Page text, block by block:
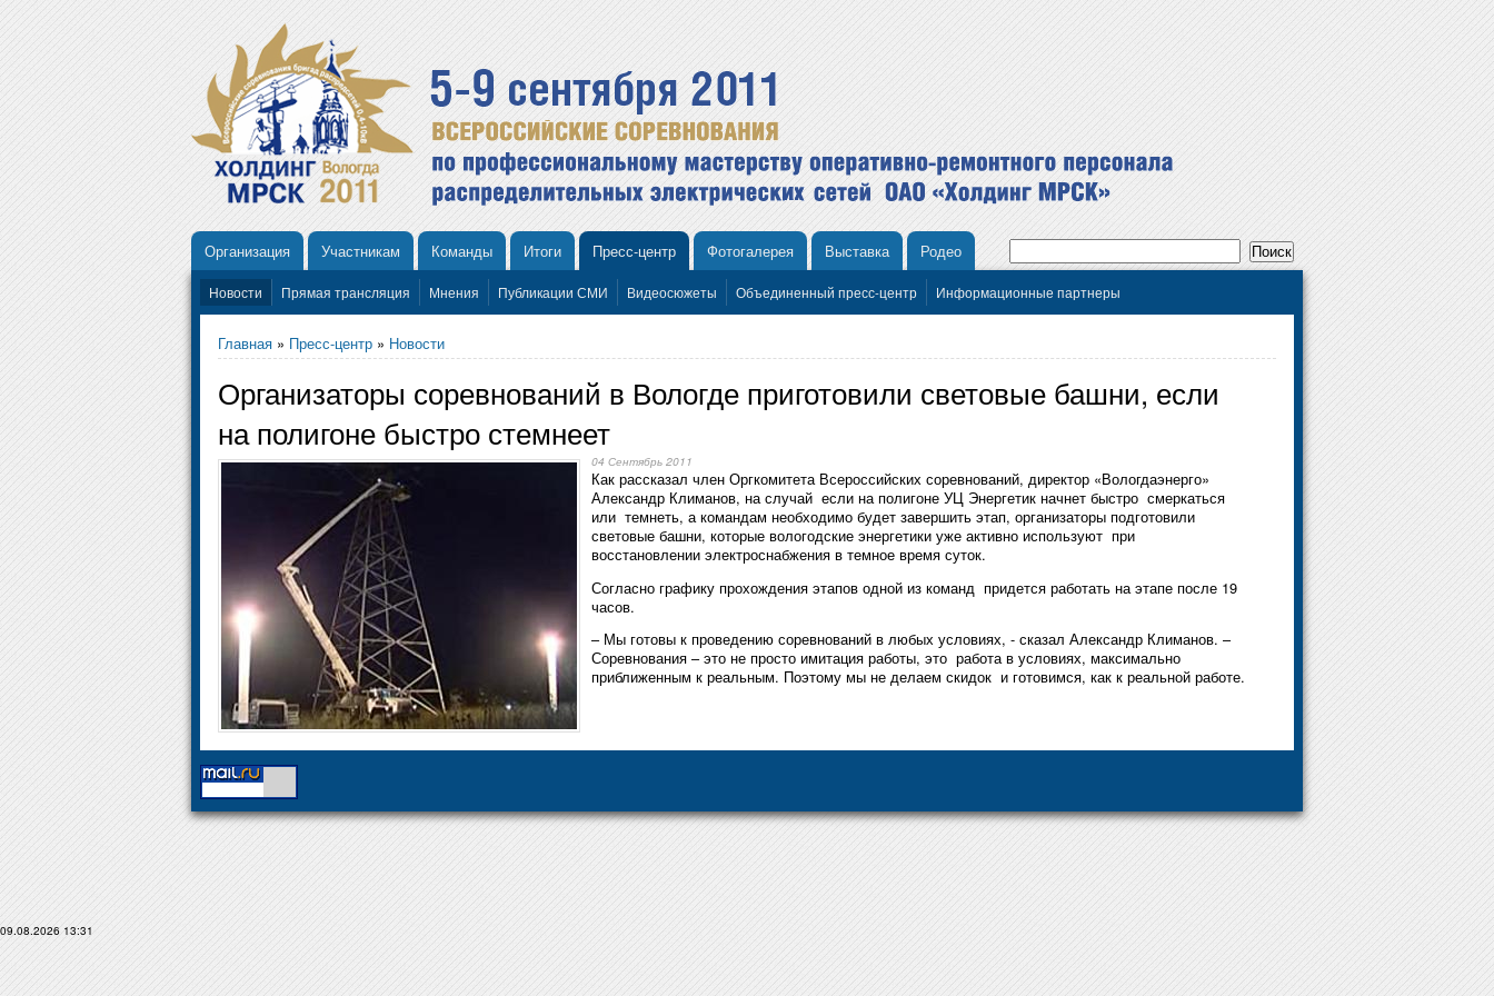
Организация Участникам Команды Итоги Пресс-центр Фотогалерея Выставка Родео
Новости Прямая трансляция Мнения Публикации СМИ Видеосюжеты Объединенный пресс-центр Информационные партнеры
Главная » Пресс-центр » Новости
Организаторы соревнований в Вологде приготовили световые башни, если
на полигоне быстро стемнеет
04 Сентябрь 2011
Как рассказал член Оргкомитета Всероссийских соревнований, директор «Вологдаэнерго»
Александр Климанов, на случай если на полигоне УЦ Энергетик начнет быстро смеркаться
или темнеть, а командам необходимо будет завершить этап, организаторы подготовили
световые башни, которые вологодские энергетики уже активно используют при
восстановлении электроснабжения в темное время суток.
Согласно графику прохождения этапов одной из команд придется работать на этапе после 19
часов.
– Мы готовы к проведению соревнований в любых условиях, - сказал Александр Климанов. –
Соревнования – это не просто имитация работы, это работа в условиях, максимально
приближенным к реальным. Поэтому мы не делаем скидок и готовимся, как к реальной работе.
09.08.2026 13:31